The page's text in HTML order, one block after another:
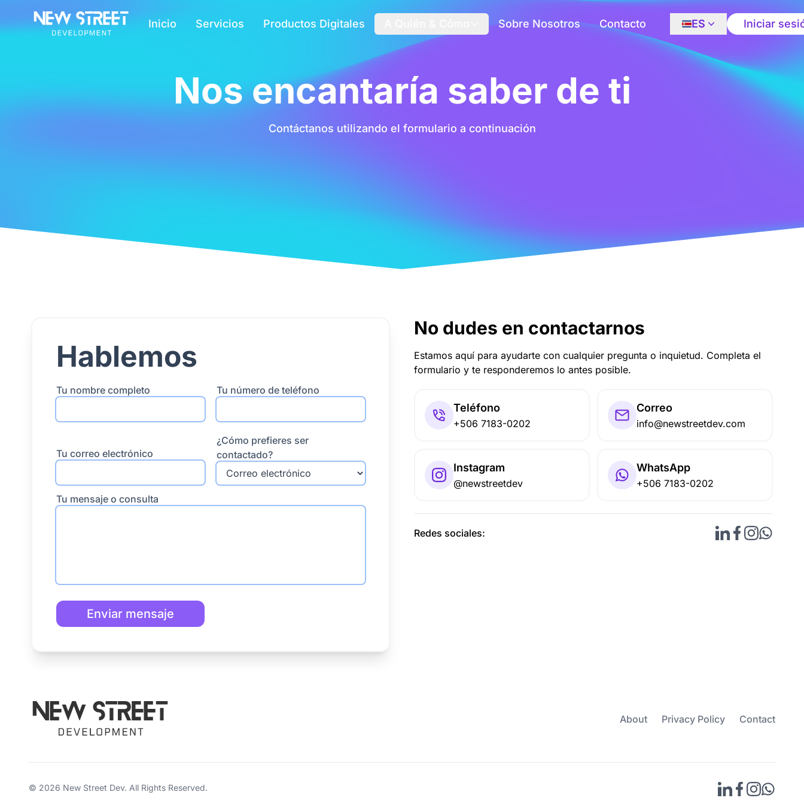
Inicio Servicios Productos Digitales Sobre Nosotros Contacto ES Iniciar
Nos encantaría saber de ti
Contáctanos utilizando el formulario a continuación
Hablemos
Tu nombre completo Tu número de teléfono
Tu correo electrónico
¿Cómo prefieres ser
contactado?
Tu mensaje o consulta
Enviar mensaje
No dudes en contactarnos
Estamos aquí para ayudarte con cualquier pregunta o inquietud. Completa el
formulario y te responderemos lo antes posible.
Teléfono
+506 7183-0202
Correo
info@newstreetdev.com
Instagram
@newstreetdev
WhatsApp
+506 7183-0202
Redes sociales:
About Privacy Policy Contact
© 2026 New Street Dev. All Rights Reserved.